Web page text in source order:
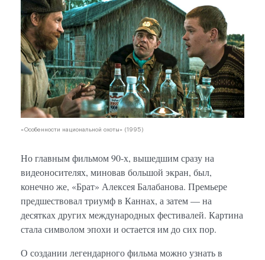
«Особенности национальной охоты» (1995)
Но главным фильмом 90-х, вышедшим сразу на
видеоносителях, миновав большой экран, был,
конечно же, «Брат» Алексея Балабанова. Премьере
предшествовал триумф в Каннах, а затем — на
десятках других международных фестивалей. Картина
стала символом эпохи и остается им до сих пор.
О создании легендарного фильма можно узнать в